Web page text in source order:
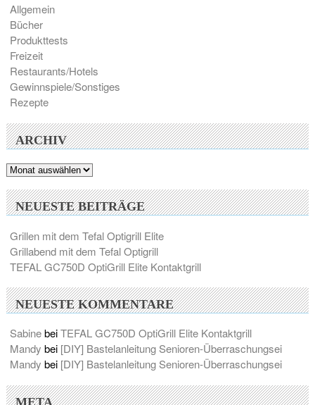
Allgemein
Bücher
Produkttests
Freizeit
Restaurants/Hotels
Gewinnspiele/Sonstiges
Rezepte
ARCHIV
Archiv
NEUESTE BEITRÄGE
Grillen mit dem Tefal Optigrill Elite
Grillabend mit dem Tefal Optigrill
TEFAL GC750D OptiGrill Elite Kontaktgrill
NEUESTE KOMMENTARE
SabinebeiTEFAL GC750D OptiGrill Elite Kontaktgrill
Mandy bei [DIY] Bastelanleitung Senioren-Überraschungsei
Mandy bei [DIY] Bastelanleitung Senioren-Überraschungsei